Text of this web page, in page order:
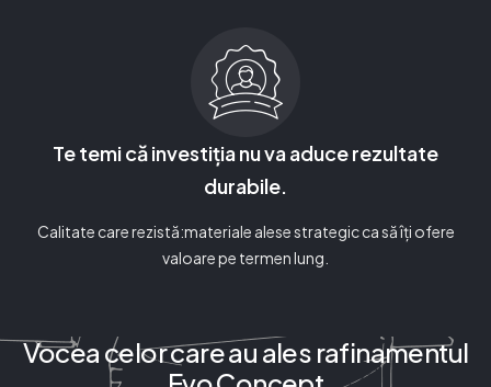
Te temi că investiția nu va aduce rezultate
durabile.
Calitate care rezistă:materiale alese strategic ca să îți ofere
valoare pe termen lung.
Vocea celor care au ales rafinamentul